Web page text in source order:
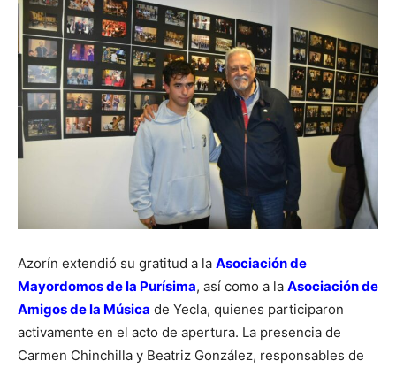
Azorín extendió su gratitud a la Asociación de
Mayordomos de la Purísima, así como a la Asociación de
Amigos de la Música de Yecla, quienes participaron
activamente en el acto de apertura. La presencia de
Carmen Chinchilla y Beatriz González, responsables de